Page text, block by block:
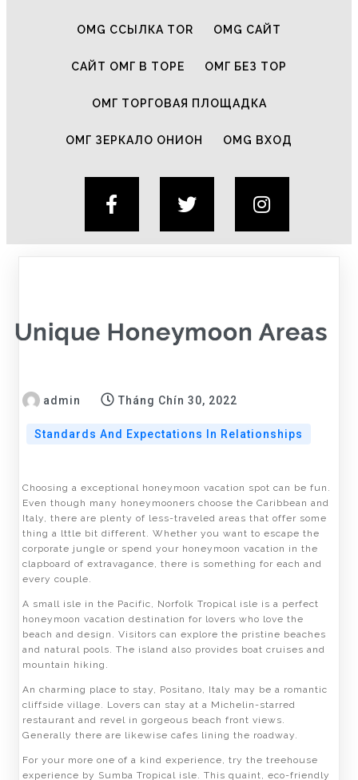
OMG ССЫЛКА TOR OMG САЙТ
САЙТ ОМГ В ТОРЕ ОМГ БЕЗ ТОР
ОМГ ТОРГОВАЯ ПЛОЩАДКА
ОМГ ЗЕРКАЛО ОНИОН OMG ВХОД
Unique Honeymoon Areas
admin Tháng Chín 30, 2022
Standards And Expectations In Relationships
Choosing a exceptional honeymoon vacation spot can be fun.
Even though many honeymooners choose the Caribbean and
Italy, there are plenty of less-traveled areas that offer some
thing a lttle bit different. Whether you want to escape the
corporate jungle or spend your honeymoon vacation in the
clapboard of extravagance, there is something for each and
every couple.
A small isle in the Pacific, Norfolk Tropical isle is a perfect
honeymoon vacation destination for lovers who love the
beach and design. Visitors can explore the pristine beaches
and natural pools. The island also provides boat cruises and
mountain hiking.
An charming place to stay, Positano, Italy may be a romantic
cliffside village. Lovers can stay at a Michelin-starred
restaurant and revel in gorgeous beach front views.
Generally there are likewise cafes lining the roadway.
For your more one of a kind experience, try the treehouse
experience by Sumba Tropical isle. This quaint, eco-friendly